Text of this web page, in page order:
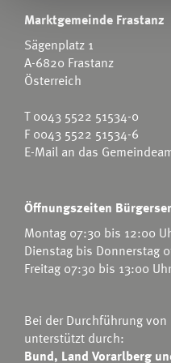
Marktgemeinde Frastanz
Sägenplatz 1
A-6820 Frastanz
Österreich
T0043 5522 51534-0
F 0043 5522 51534-6
E-Mail an das
Öffnungszeiten
Montag 07:30 bis 12:00
Dienstag bis Donnerstag
Freitag 07:30 bis 13:00 Uhr
Bei der Durchführung von
unterstützt durch:
Bund, Land Vorarlberg